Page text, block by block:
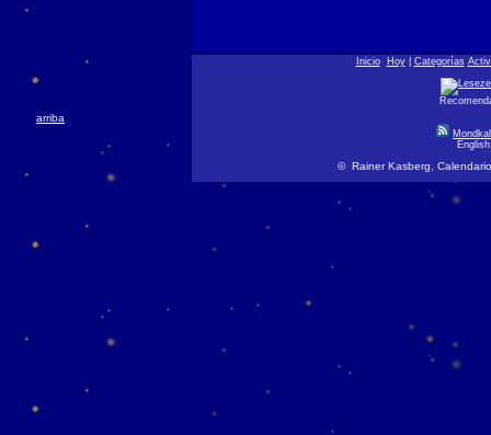
arriba
Inicio Hoy| Categorías
© Rainer Kasberg,